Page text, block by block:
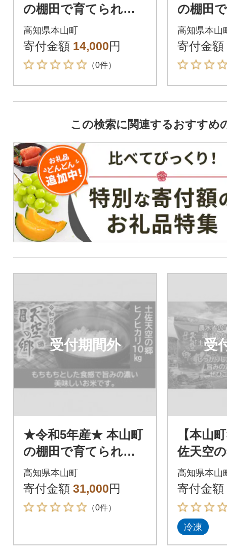
の棚田で育てられた
棚田米 土佐天空の郷
各2kg食べ比べセット
高知県本山町
寄付金額 14,000円
（0件）
の棚田
棚田米
各5kg食
高知県本山
寄付金額
この検索に関連するおすすめ
受付期間外
★令和5年産★ 本山町
の棚田で育てられた
棚田米 土佐天空の
郷 ヒノヒカリ10kg
高知県本山町
寄付金額 31,000円
（0件）
受
【本山
佐天空
kg×2)+
丼(5種×
口で配
高知県本山
寄付金額
冷凍